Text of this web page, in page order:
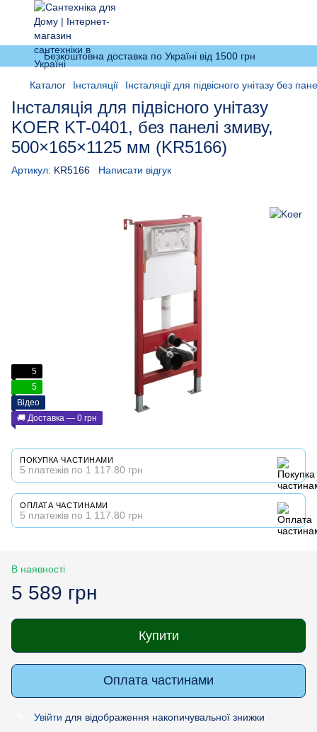
Безкоштовна доставка по Україні від 1500 грн
Каталог Інсталяції Інсталяції для підвісного унітазу без
Інсталяція для підвісного унітазу
KOER KT-0401, без панелі змиву,
500×165×1125 мм (KR5166)
Артикул: KR5166 Написати відгук
5
5
Відео
🚚 Доставка — 0 грн
ПОКУПКА ЧАСТИНАМИ
5 платежів по 1 117.80 грн
ОПЛАТА ЧАСТИНАМИ
5 платежів по 1 117.80 грн
В наявності
5 589 грн
Купити
Оплата частинами
Увійти для відображення накопичувальної знижки